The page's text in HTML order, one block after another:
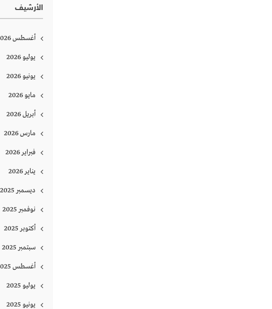
الأرشيف
أغسطس 2026
يوليو 2026
يونيو 2026
مايو 2026
أبريل 2026
مارس 2026
فبراير 2026
يناير 2026
ديسمبر 2025
نوفمبر 2025
أكتوبر 2025
سبتمبر 2025
أغسطس 2025
يوليو 2025
يونيو 2025